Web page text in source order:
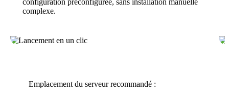
complexe.
Emplacement du serveur recommandé :